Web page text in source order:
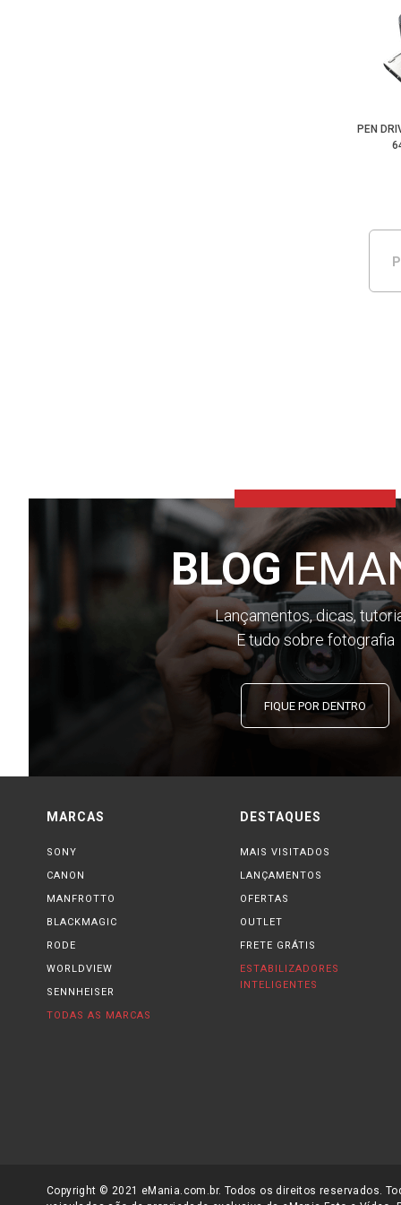
PEN
BLOG
Lançamentos, dicas,
E tudo sobre fotografia
FIQUE POR DENTRO
MARCAS
SONY
CANON
MANFROTTO
BLACKMAGIC
RODE
WORLDVIEW
SENNHEISER
TODAS AS MARCAS
DESTAQUES
MAIS VISITADOS
LANÇAMENTOS
OFERTAS
OUTLET
FRETE GRÁTIS
ESTABILIZADORES
INTELIGENTES
Copyright © 2021 eMania.com.br. Todos os direitos reservados.